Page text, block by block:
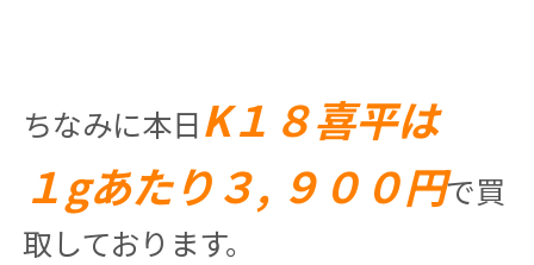
ちなみに本日K１８喜平は
１gあたり３, ９００円で買
取しております。